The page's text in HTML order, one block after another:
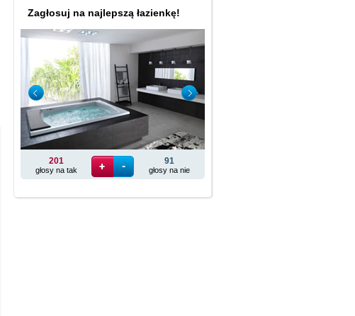
Zagłosuj na najlepszą łazienkę!
201
głosy na tak
91
głosy na nie